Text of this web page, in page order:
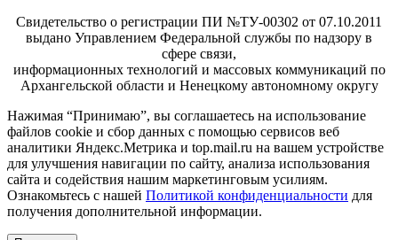
Свидетельство о регистрации ПИ №ТУ-00302 от 07.10.2011
выдано Управлением Федеральной службы по надзору в
сфере связи,
информационных технологий и массовых коммуникаций по
Архангельской области и Ненецкому автономному округу
Нажимая “Принимаю”, вы соглашаетесь на использование
файлов cookie и сбор данных с помощью сервисов веб
аналитики Яндекс.Метрика и top.mail.ru на вашем устройстве
для улучшения навигации по сайту, анализа использования
сайта и содействия нашим маркетинговым усилиям.
Ознакомьтесь с нашей Политикой конфиденциальности для
получения дополнительной информации.